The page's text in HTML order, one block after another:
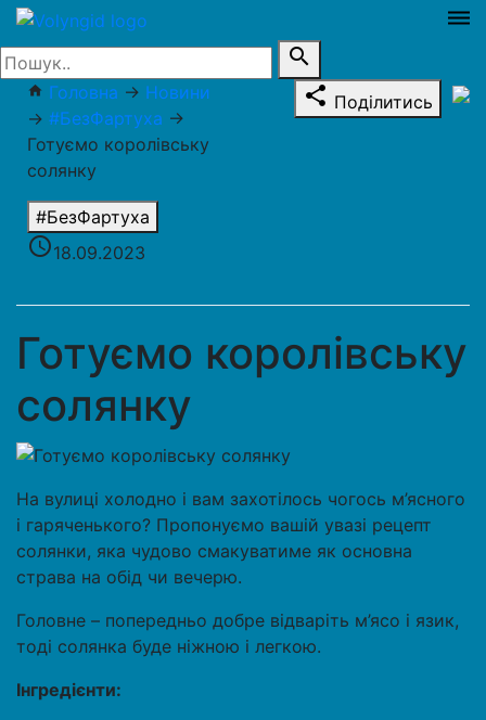
dehaze
search
home Головна → Новини
→ #БезФартуха →
Готуємо королівську
солянку
#БезФартуха
access_time18.09.2023
share Поділитись
Готуємо королівську
солянку
На вулиці холодно і вам захотілось чогось м’ясного
і гаряченького? Пропонуємо вашій увазі рецепт
солянки, яка чудово смакуватиме як основна
страва на обід чи вечерю.
Головне – попередньо добре відваріть м’ясо і язик,
тоді солянка буде ніжною і легкою.
Інгредієнти: